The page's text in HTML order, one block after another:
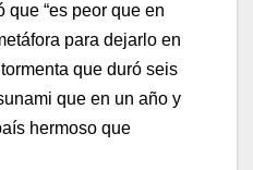
que “es peor que en
para dejarlo en
que duró seis
que en un año y
hermoso que